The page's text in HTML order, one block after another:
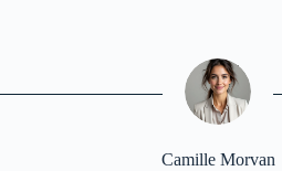
Camille Morvan